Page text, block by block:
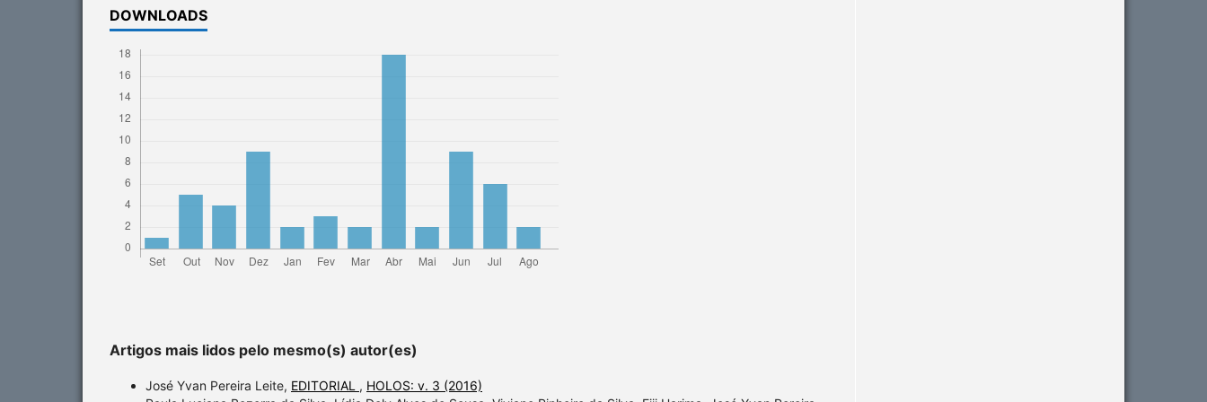
DOWNLOADS
Artigos mais lidos pelo mesmo(s) autor(es)
José Yvan Pereira Leite, EDITORIAL , HOLOS: v. 3 (2016)